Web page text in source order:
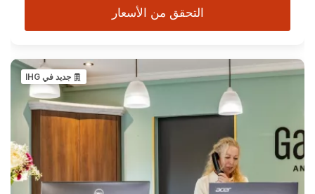
التحقق من الأسعار
جديد في IHG